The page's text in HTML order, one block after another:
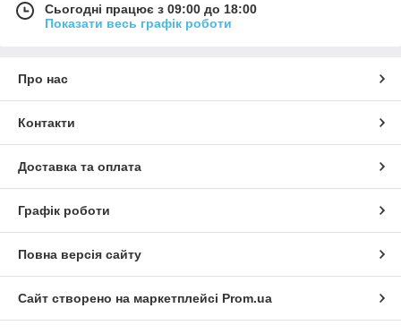
Сьогодні працює з 09:00 до 18:00
Показати весь графік роботи
Про нас
Контакти
Доставка та оплата
Графік роботи
Повна версія сайту
Сайт створено на маркетплейсі Prom.ua